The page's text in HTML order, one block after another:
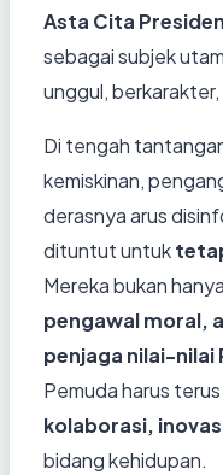
Asta Cita Presiden
sebagai subjek
unggul,
Di tengah
kemiskinan,
derasnya arus
dituntut untuk
Mereka bukan
pengawal moral,
penjaga nilai-nilai
Pemuda harus
kolaborasi,
bidang kehidupan.